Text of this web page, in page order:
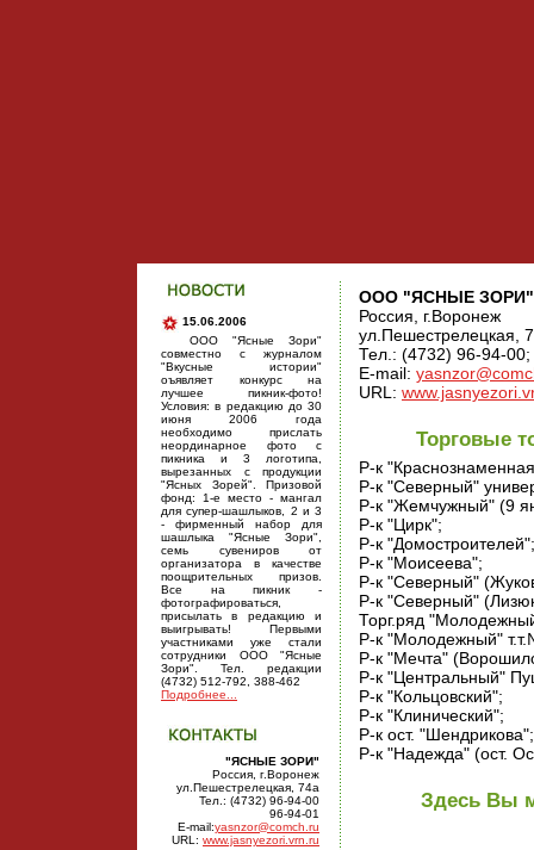
15.06.2006
ООО "Ясные Зори"
совместно с журналом
"Вкусные истории"
оъявляет конкурс на
лучшее пикник-фото!
Условия: в редакцию до 30
июня 2006 года
необходимо прислать
неординарное фото с
пикника и 3 логотипа,
вырезанных с продукции
"Ясных Зорей". Призовой
фонд: 1-е место - мангал
для супер-шашлыков, 2 и 3
- фирменный набор для
шашлыка "Ясные Зори",
семь сувениров от
организатора в качестве
поощрительных призов.
Все на пикник -
фотографироваться,
присылать в редакцию и
выигрывать! Первыми
участниками уже стали
сотрудники ООО "Ясные
Зори". Тел. редакции
(4732) 512-792, 388-462
Подробнее...
"ЯСНЫЕ ЗОРИ"
Россия, г.Воронеж
ул.Пешестрелецкая, 74а
Тел.: (4732) 96-94-00
96-94-01
E-mail:yasnzor@comch.ru
URL: www.jasnyezori.vrn.ru
ООО "ЯСНЫЕ ЗОРИ"
Россия, г.Воронеж
ул.Пешестрелецкая,
Тел.: (4732) 96-94-
E-mail:
URL:
Торговые
Р-к
Р-к "Северный"
Р-к "Жемчужный" (9
Р-к "Цирк";
Р-к "Домостроителей";
Р-к "Моисеева";
Р-к "Северный"
Р-к "Северный"
Торг.ряд
Р-к "Молодежный"
Р-к "Мечта"
Р-к "Центральный"
Р-к "Кольцовский";
Р-к "Клинический";
Р-к ост. "Шендрикова";
Р-к "Надежда" (ост.
Здесь Вы